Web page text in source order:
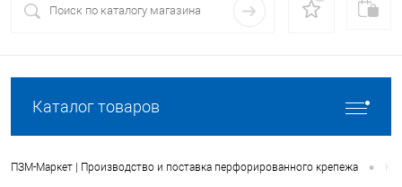
Каталог товаров
ПЗМ-Маркет | Производство и поставка перфорированного крепежа •